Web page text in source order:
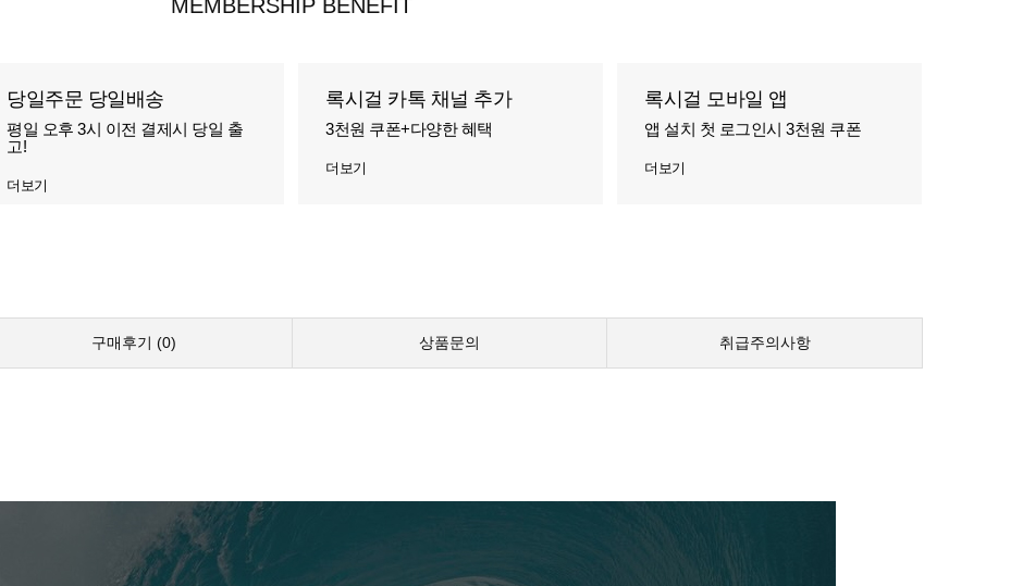
MEMBERSHIP BENEFIT
당일주문 당일배송
평일 오후 3시 이전 결제시 당일 출
고!
더보기
록시걸 카톡 채널 추가
3천원 쿠폰+다양한 혜택
더보기
록시걸 모바일 앱
앱 설치 첫 로그인시 3천원 쿠폰
더보기
구매후기 (0) 상품문의 취급주의사항